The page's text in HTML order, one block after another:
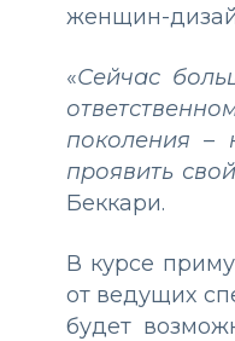
женщин-
«Сейчас
поколения –
проявить
Беккари.
В курсе
от ведущих
будет